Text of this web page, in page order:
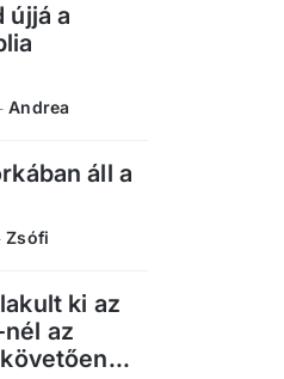
újjá a
Andrea
áll a
Zsófi
ki az
az